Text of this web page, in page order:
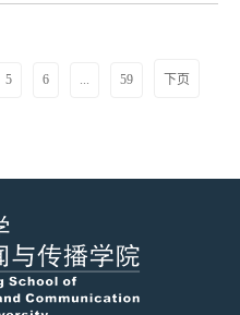
5 6 ... 59 下页